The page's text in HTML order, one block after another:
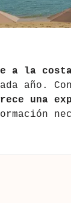
a la
año. Con
una